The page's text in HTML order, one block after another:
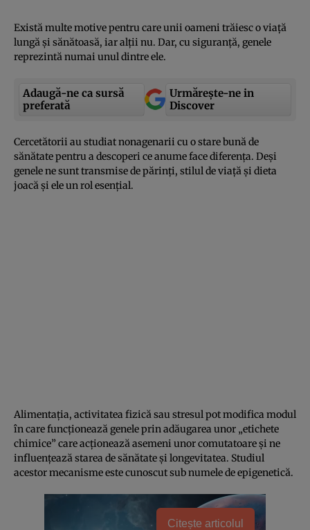
Există multe motive pentru care unii oameni trăiesc o viaţă
lungă şi sănătoasă, iar alţii nu. Dar, cu siguranţă, genele
reprezintă numai unul dintre ele.
Adaugă-ne ca sursă
preferată
Urmărește-ne in
Discover
Cercetătorii au studiat nonagenarii cu o stare bună de
sănătate pentru a descoperi ce anume face diferenţa. Deşi
genele ne sunt transmise de părinţi, stilul de viaţă şi dieta
joacă şi ele un rol esenţial.
Alimentaţia, activitatea fizică sau stresul pot modifica modul
în care funcţionează genele prin adăugarea unor „etichete
chimice” care acţionează asemeni unor comutatoare şi ne
influenţează starea de sănătate şi longevitatea. Studiul
acestor mecanisme este cunoscut sub numele de epigenetică.
Citește articolul